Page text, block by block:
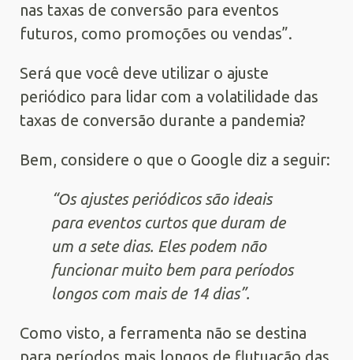
nas taxas de conversão para eventos
futuros, como promoções ou vendas”.
Será que você deve utilizar o ajuste
periódico para lidar com a volatilidade das
taxas de conversão durante a pandemia?
Bem, considere o que o Google diz a seguir:
“Os ajustes periódicos são ideais
para eventos curtos que duram de
um a sete dias. Eles podem não
funcionar muito bem para períodos
longos com mais de 14 dias”.
Como visto, a ferramenta não se destina